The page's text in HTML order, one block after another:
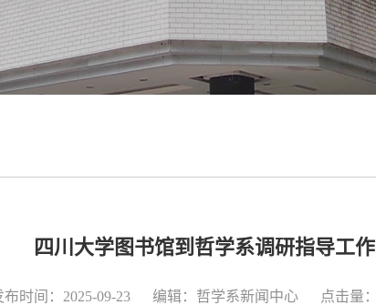
四川大学图书馆到哲学系调研指导工作
布时间：2025-09-23 编辑：哲学系新闻中心 点击量：